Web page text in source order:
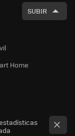
SUBIR
Home